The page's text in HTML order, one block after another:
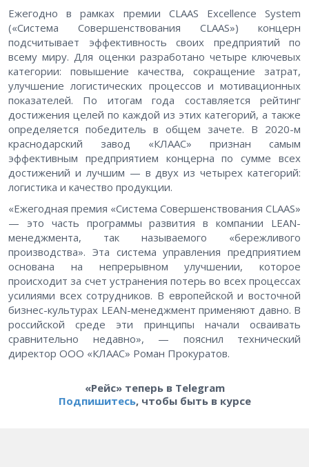
Ежегодно в рамках премии CLAAS Excellence System
(«Система Совершенствования CLAAS») концерн
подсчитывает эффективность своих предприятий по
всему миру. Для оценки разработано четыре ключевых
категории: повышение качества, сокращение затрат,
улучшение логистических процессов и мотивационных
показателей. По итогам года составляется рейтинг
достижения целей по каждой из этих категорий, а также
определяется победитель в общем зачете. В 2020-м
краснодарский завод «КЛААС» признан самым
эффективным предприятием концерна по сумме всех
достижений и лучшим — в двух из четырех категорий:
логистика и качество продукции.
«Ежегодная премия «Система Совершенствования CLAAS»
— это часть программы развития в компании LEAN-
менеджмента, так называемого «бережливого
производства». Эта система управления предприятием
основана на непрерывном улучшении, которое
происходит за счет устранения потерь во всех процессах
усилиями всех сотрудников. В европейской и восточной
бизнес-культурах LEAN-менеджмент применяют давно. В
российской среде эти принципы начали осваивать
сравнительно недавно», — пояснил технический
директор ООО «КЛААС» Роман Прокуратов.
«Рейс» теперь в Telegram
Подпишитесь, чтобы быть в курсе